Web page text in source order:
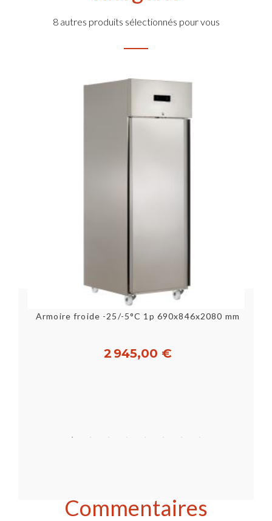
8 autres produits sélectionnés pour vous
Armoire froide -25/-5°C 1p 690x846x2080 mm
2 945,00 €
Commentaires